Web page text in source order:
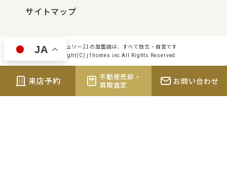
サイトマップ
センチュリー21の加盟店は、すべて独立・自営です
Copyright(C) j1homes inc All Rights Reserved.
来店予約
不動産売却・
買取査定
お問い合わせ
JA